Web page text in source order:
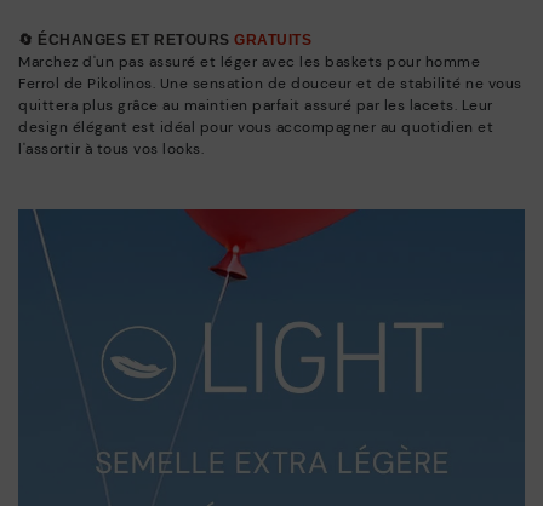
🔄 ÉCHANGES ET RETOURS GRATUITS
Marchez d'un pas assuré et léger avec les baskets pour homme
Ferrol de Pikolinos. Une sensation de douceur et de stabilité ne vous
quittera plus grâce au maintien parfait assuré par les lacets. Leur
design élégant est idéal pour vous accompagner au quotidien et
l'assortir à tous vos looks.